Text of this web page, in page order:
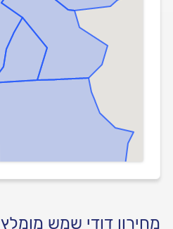
מחירון דודי שמש מומלץ